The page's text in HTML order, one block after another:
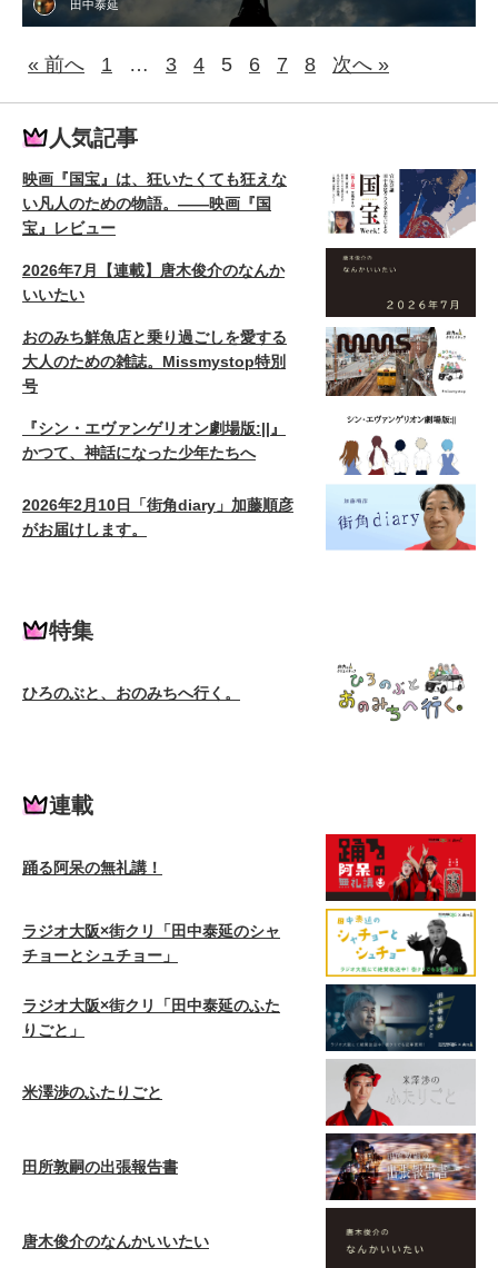
田中泰延
« 前へ 1 … 3 4 5 6 7 8 次へ »
人気記事
映画『国宝』は、狂いたくても狂えな
い凡人のための物語。——映画『国
宝』レビュー
2026年7月【連載】唐木俊介のなんか
いいたい
おのみち鮮魚店と乗り過ごしを愛する
大人のための雑誌。Missmystop特別
号
『シン・エヴァンゲリオン劇場版:||』
かつて、神話になった少年たちへ
2026年2月10日「街角diary」加藤順彦
がお届けします。
特集
ひろのぶと、おのみちへ行く。
連載
踊る阿呆の無礼講！
ラジオ大阪×街クリ「田中泰延のシャ
チョーとシュチョー」
ラジオ大阪×街クリ「田中泰延のふた
りごと」
米澤渉のふたりごと
田所敦嗣の出張報告書
唐木俊介のなんかいいたい